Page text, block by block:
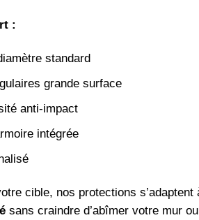
:
standard
grande surface
anti-impact
intégrée
cible, nos protections
sans craindre d’abîmer votre mur